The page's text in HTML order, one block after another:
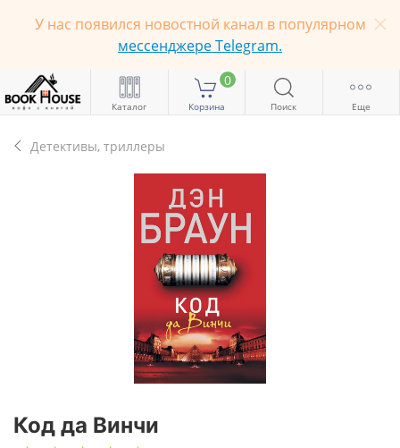
У нас появился новостной канал в популярном
мессенджере Telegram.
Каталог
0
Корзина Поиск Еще
Детективы, триллеры
Код да Винчи